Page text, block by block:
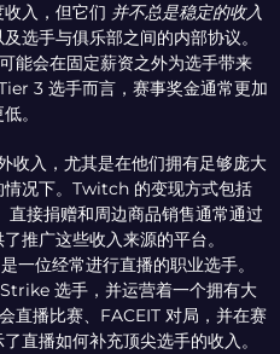
入，但它们 并不总是稳定的收入
选手与俱乐部之间的内部协议。
能会在固定薪资之外为选手带来
3 选手而言，赛事奖金通常更加
。
收入，尤其是在他们拥有足够庞大
情况下。Twitch 的变现方式包括
直接捐赠和周边商品销售通常通过
推广这些收入来源的平台。
一位经常进行直播的职业选手。
选手，并运营着一个拥有大
直播比赛、FACEIT 对局，并在赛
直播如何补充顶尖选手的收入。